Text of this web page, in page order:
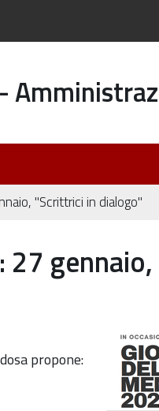
"Scrittrici in dialogo"
propone: